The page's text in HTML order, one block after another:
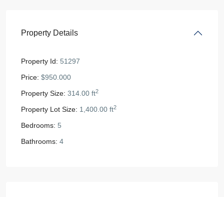
Property Details
Property Id: 51297
Price: $950.000
Property Size: 314.00 ft2
Property Lot Size: 1,400.00 ft2
Bedrooms: 5
Bathrooms: 4